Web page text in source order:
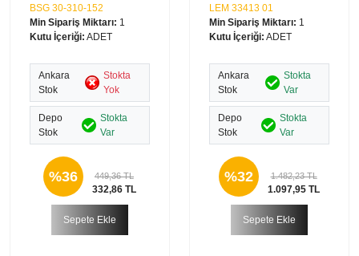
BSG 30-310-152
Min Sipariş Miktarı: 1
Kutu İçeriği: ADET
Ankara
Stok
Stokta
Yok
Depo
Stok
Stokta
Var
%36 449,36 TL
332,86 TL
Sepete Ekle
LEM 33413 01
Min Sipariş Miktarı: 1
Kutu İçeriği: ADET
Ankara
Stok
Stokta
Var
Depo
Stok
Stokta
Var
%32 1.482,23 TL
1.097,95 TL
Sepete Ekle